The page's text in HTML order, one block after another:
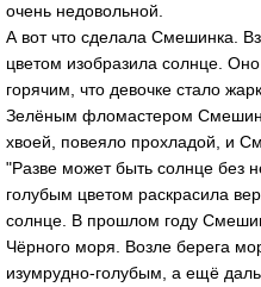
очень недовольной.
А вот что сделала Смешинка.
цветом изобразила солнце.
горячим, что девочке стало
Зелёным фломастером
хвоей, повеяло прохладой, и
"Разве может быть солнце без
голубым цветом раскрасила
солнце. В прошлом году
Чёрного моря. Возле берега
изумрудно-голубым, а ещё